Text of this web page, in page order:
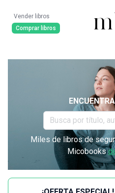
Vender libros
Comprar libros
Miles de libros de
Micobooks